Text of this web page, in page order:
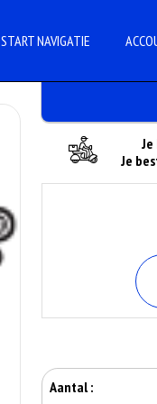
START NAVIGATIE
Je
Aantal :